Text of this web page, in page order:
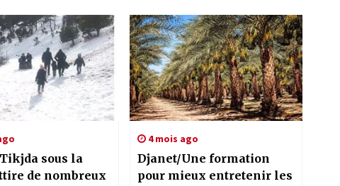
sous la
de nombreux
4 mois ago
Djanet/Une formation
pour mieux entretenir les